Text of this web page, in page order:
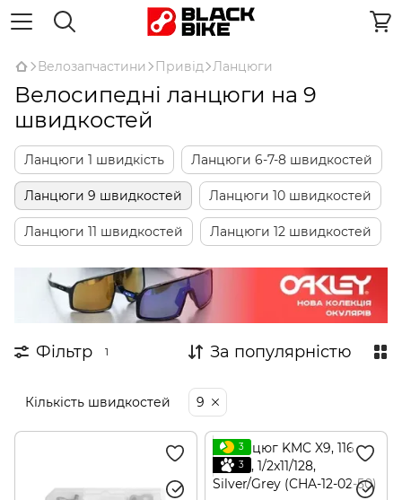
Велозапчастини Привід Ланцюги
Велосипедні ланцюги на 9
швидкостей
Ланцюги 1 швидкість Ланцюги 6-7-8 швидкостей
Ланцюги 9 швидкостей Ланцюги 10 швидкостей
Ланцюги 11 швидкостей Ланцюги 12 швидкостей
Фільтр 1 За популярністю
Кількість швидкостей 9
3
3